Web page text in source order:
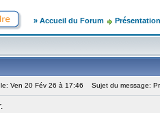
» Accueil du Forum
Ven 20 Fév 26 à 17:46 Sujet du message: